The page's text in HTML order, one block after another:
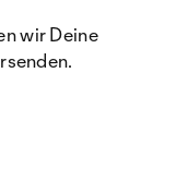
wir Deine